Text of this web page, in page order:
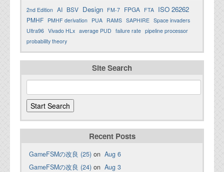
2nd Edition AI BSV Design FM-7 FPGA FTA ISO 26262
PMHF PMHF derivation PUA RAMS SAPHIRE Space invaders
Ultra96 Vivado HLx average PUD failure rate pipeline processor
probability theory
Site Search
Recent Posts
GameFSMの改良 (25) on Aug 6
GameFSMの改良 (24) on Aug 3